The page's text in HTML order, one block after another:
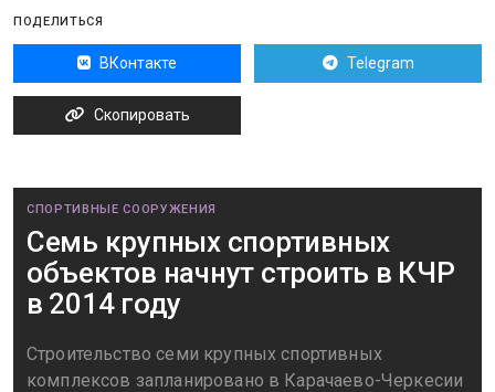
ПОДЕЛИТЬСЯ
ВКонтакте Telegram
Скопировать
СПОРТИВНЫЕ СООРУЖЕНИЯ
Семь крупных спортивных
объектов начнут строить в КЧР
в 2014 году
Строительство семи крупных спортивных
комплексов запланировано в Карачаево-Черкесии